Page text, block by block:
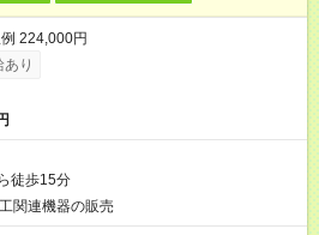
224,000円
り
徒歩15分
関連機器の販売